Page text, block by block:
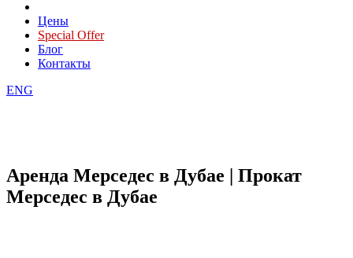
Цены
Special Offer
Блог
Контакты
ENG
Аренда Мерседес в Дубае | Прокат
Мерседес в Дубае